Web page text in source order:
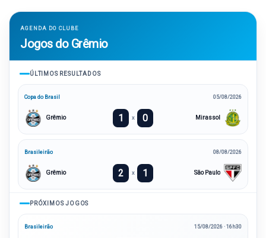
AGENDA DO CLUBE
Jogos do Grêmio
ÚLTIMOS RESULTADOS
Copa do Brasil 05/08/2026
Grêmio 1 x 0 Mirassol
Brasileirão 08/08/2026
Grêmio 2 x 1 São Paulo
PRÓXIMOS JOGOS
Brasileirão 15/08/2026 · 16h30